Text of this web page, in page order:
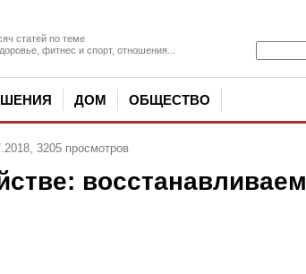
статей по теме
фитнес и спорт, отношения...
ДОМ ОБЩЕСТВО
3205 просмотров
восстанавливаем